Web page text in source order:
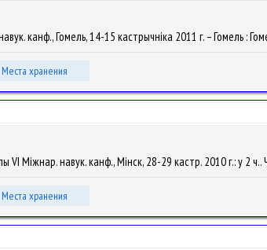
канф., Гомель, 14-15 кастрычніка 2011 г. – Гомель :
Места хранения
Міжнар. навук. канф., Мінск, 28-29 кастр. 2010 г.: у 2
Места хранения